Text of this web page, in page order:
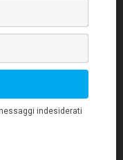
mondo della
e ridurre
finora sul
out. Con il
analizziamo il
le loro diverse
e Paesi,